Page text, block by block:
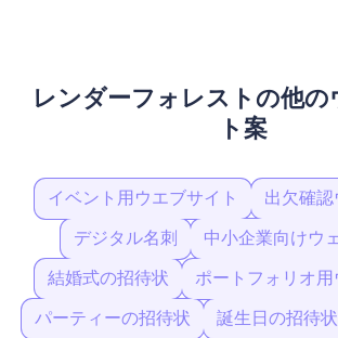
レンダーフォレストの他の
ト案
イベント用ウエブサイト
出欠確認
デジタル名刺
中小企業向けウ
結婚式の招待状
ポートフォリオ用
パーティーの招待状
誕生日の招待状